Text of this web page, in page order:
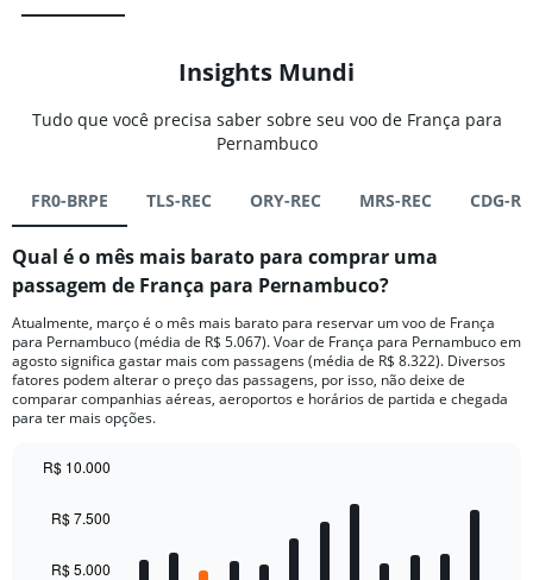
Insights Mundi
Tudo que você precisa saber sobre seu voo de França para
Pernambuco
FR0-BRPE TLS-REC ORY-REC MRS-REC CDG-
Qual é o mês mais barato para comprar uma
passagem de França para Pernambuco?
Atualmente, março é o mês mais barato para reservar um voo de França
para Pernambuco (média de R$ 5.067). Voar de França para Pernambuco em
agosto significa gastar mais com passagens (média de R$ 8.322). Diversos
fatores podem alterar o preço das passagens, por isso, não deixe de
comparar companhias aéreas, aeroportos e horários de partida e chegada
para ter mais opções.
chart
with
bars.R$ 5.000
R$ 7.500
R$ 10.000